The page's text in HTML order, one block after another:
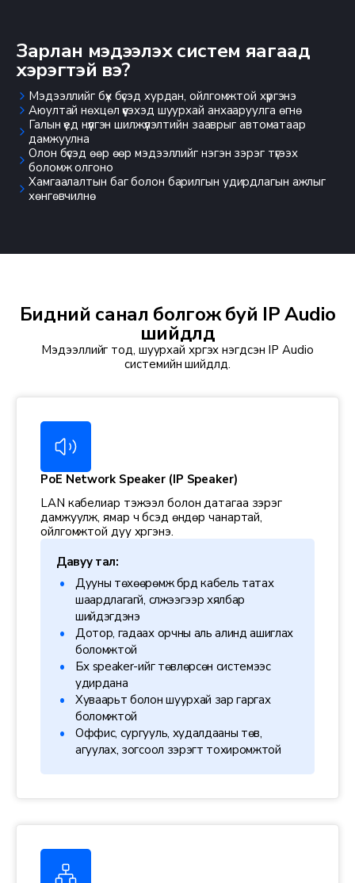
Зарлан мэдээлэх систем яагаад
хэрэгтэй вэ?
Мэдээллийг бүх бүсэд хурдан, ойлгомжтой хүргэнэ
Аюултай нөхцөл үүсэхэд шуурхай анхааруулга өгнө
Галын үед нүүлгэн шилжүүлэлтийн зааврыг автоматаар
дамжуулна
Олон бүсэд өөр өөр мэдээллийг нэгэн зэрэг түгээх
боломж олгоно
Хамгаалалтын баг болон барилгын удирдлагын ажлыг
хөнгөвчилнө
Бидний санал болгож буй IP Audio
шийдлүүд
Мэдээллийг тод, шуурхай хүргэх нэгдсэн IP Audio
системийн шийдлүүд.
PoE Network Speaker (IP Speaker)
LAN кабелиар тэжээл болон датагаа зэрэг
дамжуулж, ямар ч бүсэд өндөр чанартай,
ойлгомжтой дуу хүргэнэ.
Давуу тал:
Дууны төхөөрөмж бүрд кабель татах
шаардлагагүй, сүлжээгээр хялбар
шийдэгдэнэ
Дотор, гадаах орчны аль алинд ашиглах
боломжтой
Бүх speaker-ийг төвлөрсөн системээс
удирдана
Хуваарьт болон шуурхай зар гаргах
боломжтой
Оффис, сургууль, худалдааны төв,
агуулах, зогсоол зэрэгт тохиромжтой